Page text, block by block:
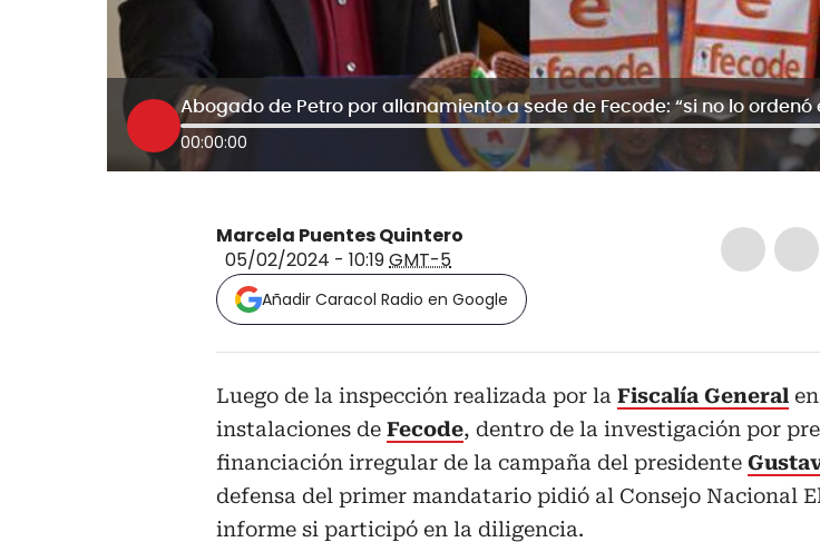
00:00:00
Marcela Puentes Quintero
05/02/2024 - 10:19GMT-5
Añadir Caracol Radio en Google
Luego de la inspección realizada por la Fiscalía General
instalaciones de Fecode, dentro de la investigación por
financiación irregular de la campaña del presidente
defensa del primer mandatario pidió al Consejo Nacional
informe si participó en la diligencia.